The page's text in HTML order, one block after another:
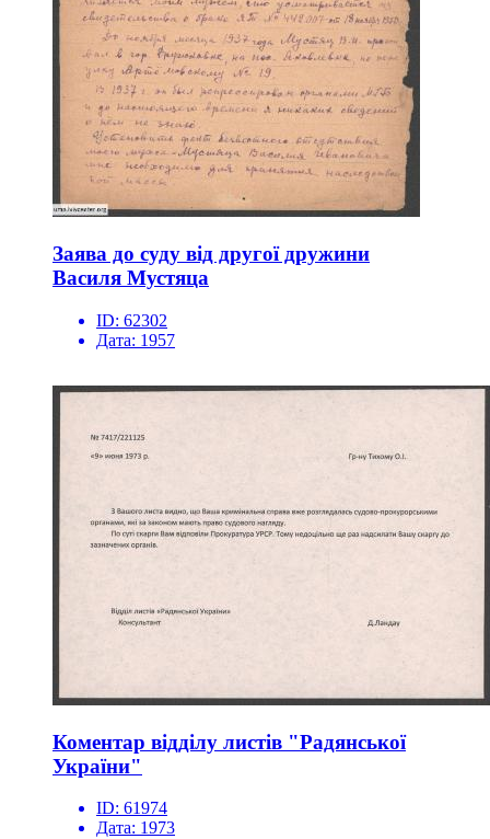
Заява до суду від другої дружини
Василя Мустяца
ID: 62302
Дата: 1957
Коментар відділу листів "Радянської
України"
ID: 61974
Дата: 1973